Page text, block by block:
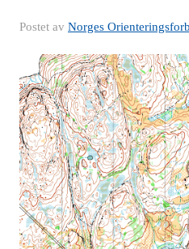
Postet av Norges